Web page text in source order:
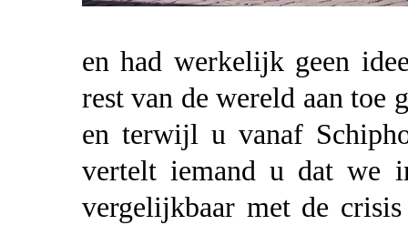
en had werkelijk geen
rest van de wereld aan toe
en terwijl u vanaf
vertelt iemand u dat we
vergelijkbaar met de